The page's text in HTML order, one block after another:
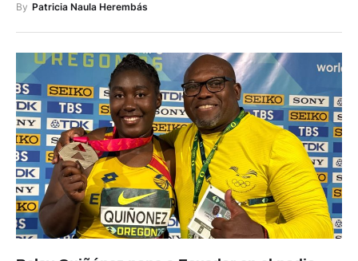
By Patricia Naula Herembás